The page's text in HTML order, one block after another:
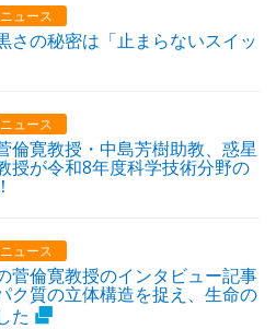
ュース
の秘密は「止まらないスイッ
ュース
倫寛教授・中島芳樹助教、惑星
授が令和8年度科学技術分野の
ュース
菅倫寛教授のインタビュー記事
ク質の立体構造を捉え、生命の
た